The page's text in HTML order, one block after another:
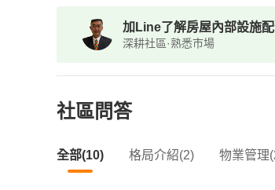
加Line了解房屋內部設施
深耕社區·熟悉市場
社區問答
全部(10) 格局介紹(2) 物業管理